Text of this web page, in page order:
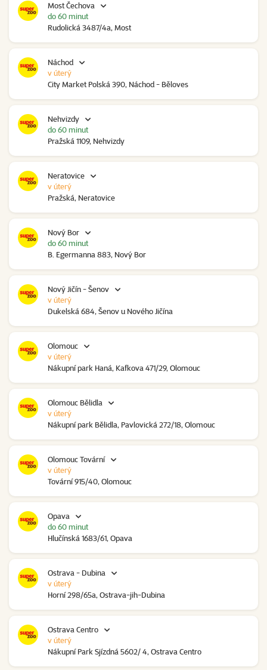
Most Čechova
Rudolická 3487/4a, Most
do 60 minut
Náchod
City Market Polská 390, Náchod - Běloves
v úterý
Nehvizdy
Pražská 1109, Nehvizdy
do 60 minut
Neratovice
Pražská, Neratovice
v úterý
Nový Bor
B. Egermanna 883, Nový Bor
do 60 minut
Nový Jičín - Šenov
Dukelská 684, Šenov u Nového Jičína
v úterý
Olomouc
Nákupní park Haná, Kafkova 471/29, Olomouc
v úterý
Olomouc Bělidla
Nákupní park Bělidla, Pavlovická 272/18, Olomouc
v úterý
Olomouc Tovární
Tovární 915/40, Olomouc
v úterý
Opava
Hlučínská 1683/61, Opava
do 60 minut
Ostrava - Dubina
Horní 298/65a, Ostrava-jih-Dubina
v úterý
Ostrava Centro
Nákupní Park Sjízdná 5602/ 4, Ostrava Centro
v úterý